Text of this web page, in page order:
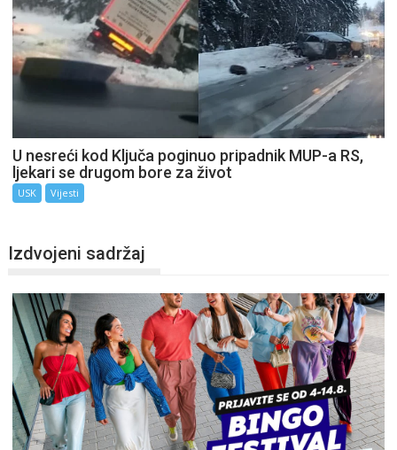
U nesreći kod Ključa poginuo pripadnik MUP-a RS,
ljekari se drugom bore za život
USK Vijesti
Izdvojeni sadržaj